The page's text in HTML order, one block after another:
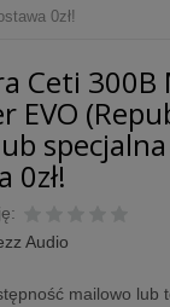
0zł!
Ceti
EVO
0zł!
Audio
mailowo lub